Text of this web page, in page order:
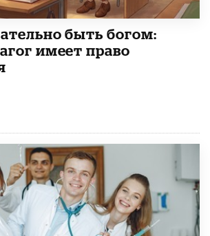
быть богом:
имеет право